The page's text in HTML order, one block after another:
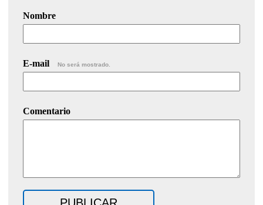
Nombre
E-mail No será mostrado.
Comentario